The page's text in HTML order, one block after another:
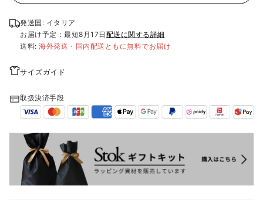
発送国: イタリア
お届け予定：最短8月17日 配送に関する詳細
送料: 海外発送・国内配送ともに無料でお届け
サイズガイド
取扱決済手段